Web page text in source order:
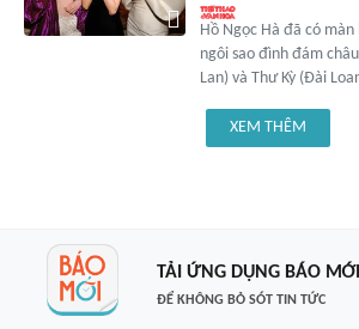
Hồ Ngọc Hà đã có
ngôi sao đình đám
Lan) và Thư Kỳ (Đài
XEM THÊM
TẢI ỨNG DỤNG BÁO MỚI
ĐỂ KHÔNG BỎ SÓT TIN TỨC